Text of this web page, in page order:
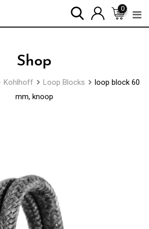
0
Shop
Kohlhoff Loop Blocks
loop block 60
mm, knoop